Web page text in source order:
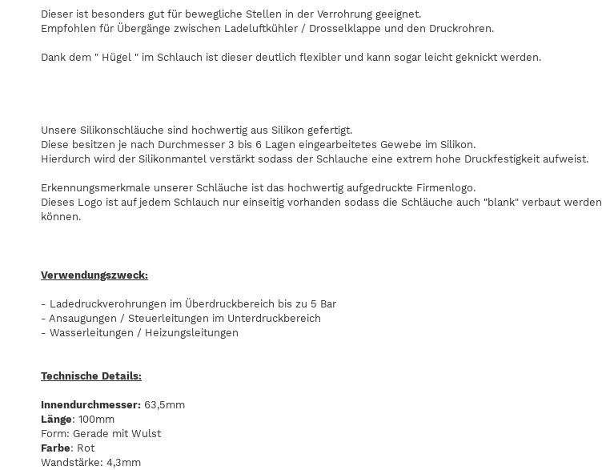
Dieser ist besonders gut für bewegliche Stellen in der Verrohrung geeignet.
Empfohlen für Übergänge zwischen Ladeluftkühler / Drosselklappe und den Druckrohren.
Dank dem " Hügel " im Schlauch ist dieser deutlich flexibler und kann sogar leicht geknickt werden.
Unsere Silikonschläuche sind hochwertig aus Silikon gefertigt.
Diese besitzen je nach Durchmesser 3 bis 6 Lagen eingearbeitetes Gewebe im Silikon.
Hierdurch wird der Silikonmantel verstärkt sodass der Schlauche eine extrem hohe Druckfestigkeit aufweist.
Erkennungsmerkmale unserer Schläuche ist das hochwertig aufgedruckte Firmenlogo.
Dieses Logo ist auf jedem Schlauch nur einseitig vorhanden sodass die Schläuche auch "blank" verbaut werden
können.
Verwendungszweck:
- Ladedruckverohrungen im Überdruckbereich bis zu 5 Bar
- Ansaugungen / Steuerleitungen im Unterdruckbereich
- Wasserleitungen / Heizungsleitungen
Technische Details:
Innendurchmesser: 63,5mm
Länge: 100mm
Form: Gerade mit Wulst
Farbe: Rot
Wandstärke: 4,3mm